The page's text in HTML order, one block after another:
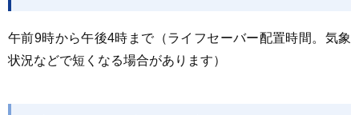
午前9時から午後4時まで（ライフセーバー配置時間。気象
状況などで短くなる場合があります）